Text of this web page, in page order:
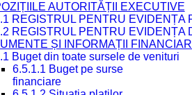
AUTORITĂȚII EXECUTIVE
REGISTRUL PENTRU EVIDENȚA
REGISTRUL PENTRU EVIDENȚA
ȘI INFORMAȚII
Buget din toate sursele de venituri
6.5.1.1 Buget pe surse
financiare